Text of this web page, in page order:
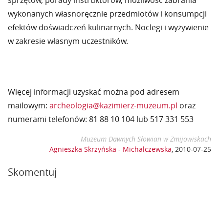
wykonanych własnoręcznie przedmiotów i konsumpcji
efektów doświadczeń kulinarnych. Noclegi i wyżywienie
w zakresie własnym uczestników.
Więcej informacji uzyskać można pod adresem
mailowym: archeologia@kazimierz-muzeum.pl oraz
numerami telefonów: 81 88 10 104 lub 517 331 553
Muzeum Dawnych Słowian w Żmijowiskach
Agnieszka Skrzyńska - Michalczewska, 2010-07-25
Skomentuj